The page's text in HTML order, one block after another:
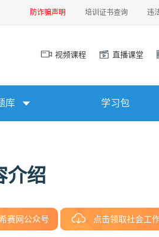
防诈骗声明 培训证书查询 违
视频课程 直播课堂
库 学习包
介绍
赛网公众号 点击领取社会工